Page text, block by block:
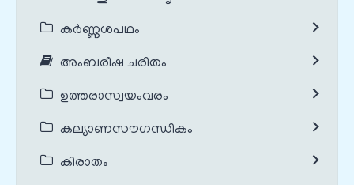
കർണ്ണശപഥം
അംബരീഷ ചരിതം
ഉത്തരാസ്വയംവരം
കല്യാണസൗഗന്ധികം
കിരാതം